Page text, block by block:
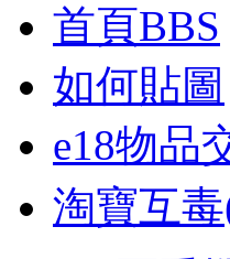
首頁BBS
如何貼圖
e18物品
淘寶互